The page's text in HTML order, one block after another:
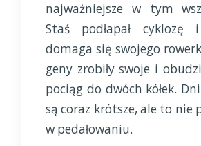
najważniejsze w tym
Staś podłapał
domaga się swojego
geny zrobiły swoje i
pociąg do dwóch kółek.
są coraz krótsze, ale to nie
w pedałowaniu.